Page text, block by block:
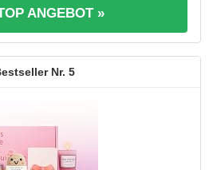
ANGEBOT »
5